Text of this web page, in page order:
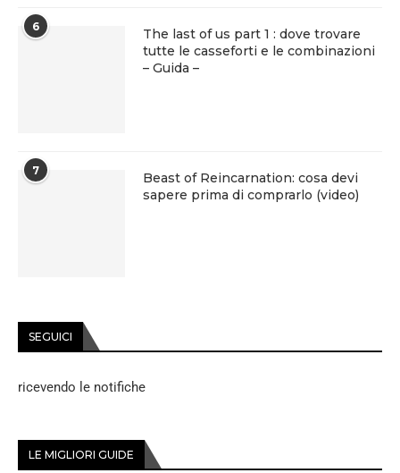
6
The last of us part 1 : dove trovare
tutte le casseforti e le combinazioni
– Guida –
7
Beast of Reincarnation: cosa devi
sapere prima di comprarlo (video)
SEGUICI
ricevendo le notifiche
LE MIGLIORI GUIDE